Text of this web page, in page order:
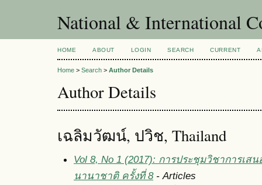
National & International
HOME ABOUT LOGIN SEARCH CURRENT
Home > Search > Author Details
Author Details
เฉลิมวัฒน์, ปวิช, Thailand
Vol 8, No 1 (2017): การประชุมวิชาการเส
นานาชาติ ครั้งที่ 8- Articles